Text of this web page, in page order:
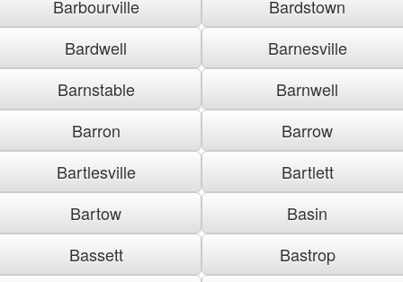
Barbourville
Bardstown
Bardwell
Barnesville
Barnstable
Barnwell
Barron
Barrow
Bartlesville
Bartlett
Bartow
Basin
Bassett
Bastrop